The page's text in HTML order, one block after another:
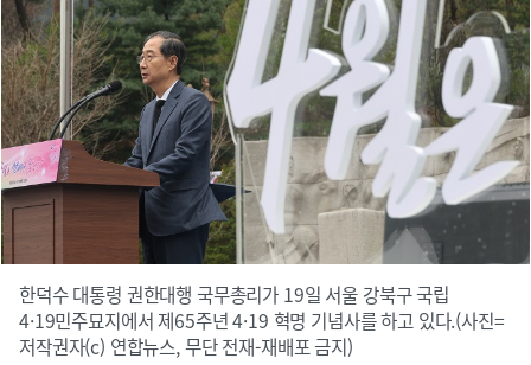
한덕수 대통령 권한대행 국무총리가 19일 서울 강북구 국립
4·19민주묘지에서 제65주년 4·19 혁명 기념사를 하고 있다.(사진=
저작권자(c) 연합뉴스, 무단 전재-재배포 금지)